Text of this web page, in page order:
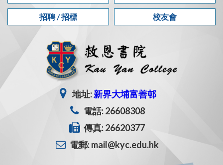
招聘 / 招標 校友會
地址:新界大埔富善邨
電話: 26608308
傳真: 26620377
電郵: mail@kyc.edu.hk